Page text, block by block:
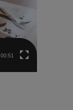
00:51